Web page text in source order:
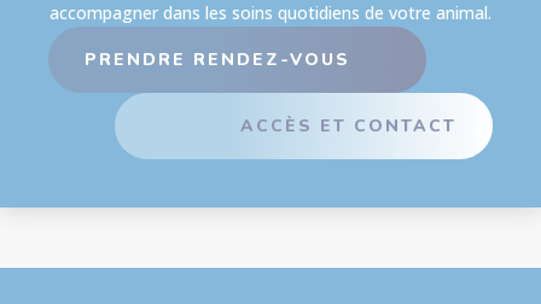
accompagner dans les soins quotidiens de votre animal.
PRENDRE RENDEZ-VOUS
ACCÈS ET CONTACT